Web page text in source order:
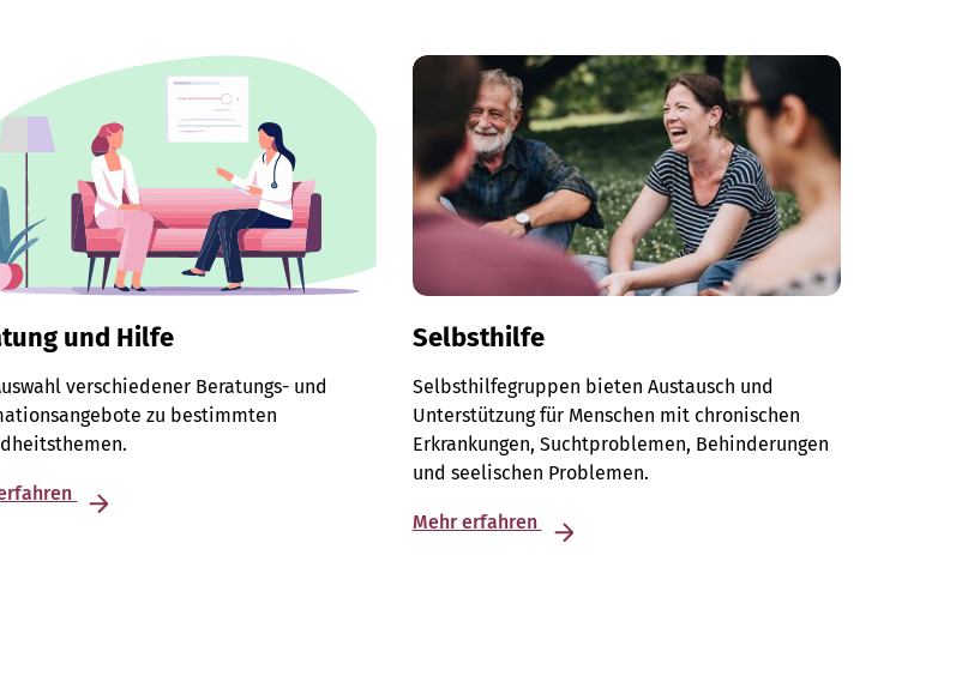
und Hilfe
verschiedener Beratungs- und
zu bestimmten
Selbsthilfe
Selbsthilfegruppen bieten Austausch und
Unterstützung für Menschen mit chronischen
Erkrankungen, Suchtproblemen, Behinderungen
und seelischen Problemen.
Mehr erfahren